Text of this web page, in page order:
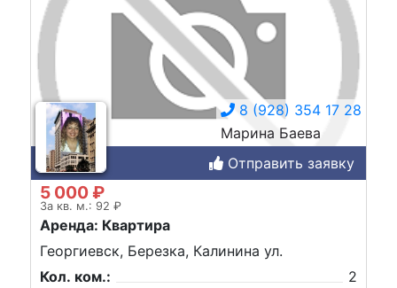
8 (928) 354 17 28
Марина Баева
Отправить заявку
5 000 ₽
За кв. м.: 92 ₽
Аренда: Квартира
Георгиевск, Березка, Калинина ул.
Кол. ком.:
2